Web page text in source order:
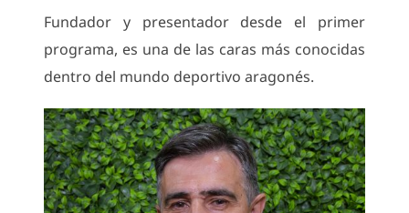
Fundador y presentador desde el primer
programa, es una de las caras más conocidas
dentro del mundo deportivo aragonés.